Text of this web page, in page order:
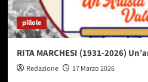
pillole
RITA MARCHESI (1931-2026)
Redazione 17 Marzo 2026